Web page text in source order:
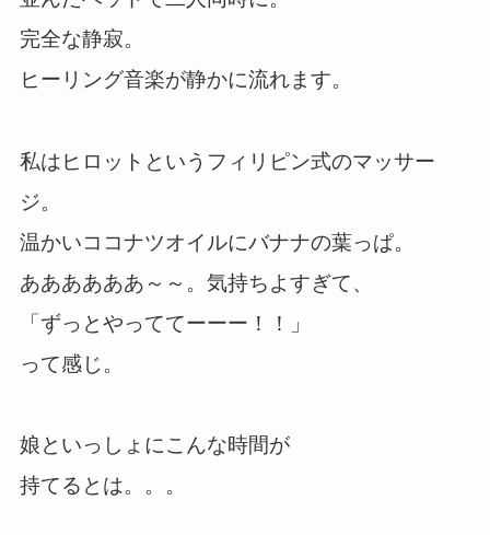
完全な静寂。
ヒーリング音楽が静かに流れます。
私はヒロットというフィリピン式のマッサー
ジ。
温かいココナツオイルにバナナの葉っぱ。
ああああああ～～。気持ちよすぎて、
「ずっとやっててーーー！！」
って感じ。
娘といっしょにこんな時間が
持てるとは。。。